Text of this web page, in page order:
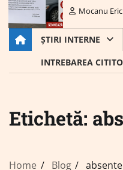
Mocanu
ȘTIRI INTERNE
INTREBAREA
Etichetă:
Home Blog